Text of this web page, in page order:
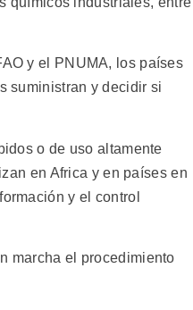
y el PNUMA, los países
suministran y decidir si
o de uso altamente
en Africa y en países en
y el control
marcha el procedimiento